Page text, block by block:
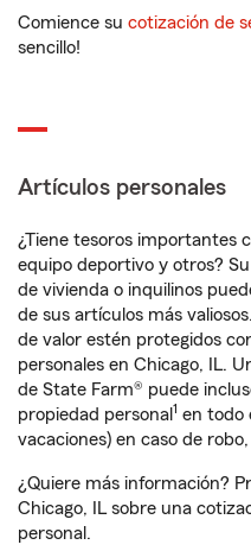
Comience su cotización de
sencillo!
Artículos personales
¿Tiene tesoros importantes
equipo deportivo y otros?
de vivienda o inquilinos
de sus artículos más
de valor estén protegidos
personales en Chicago, IL.
de State Farm® puede
propiedad personal 1 en todo
vacaciones) en caso de
¿Quiere más información?
Chicago, IL sobre una
personal.